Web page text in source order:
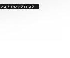
Семейный